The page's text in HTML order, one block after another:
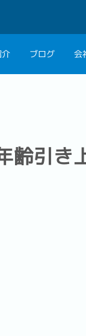
ブログ 会
グループ代表メッ
採用情報
齢引